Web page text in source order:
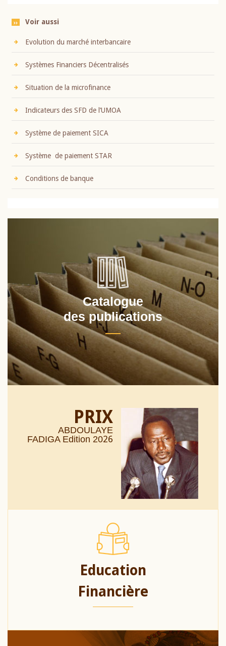
Voir aussi
Evolution du marché interbancaire
Systèmes Financiers Décentralisés
Situation de la microfinance
Indicateurs des SFD de l’UMOA
Système de paiement SICA
Système de paiement STAR
Conditions de banque
Catalogue
des publications
PRIX
ABDOULAYE
FADIGA Edition 2026
Education
Financière